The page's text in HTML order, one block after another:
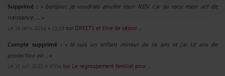
Supprimé : « bonjour, je voudrais anuller mon RDV car jai recu mon act de
naissance , ... »
Le 29 janv. 2024 à 13:38 sur DREETS et titre de séjour ...
Compte supprimé : « Je suis un enfant mineur de 16 ans et j'ai 10 ans de
protection en ... »
Le 13 juil. 2023 à 17:04 sur Le regroupement familial pour ...